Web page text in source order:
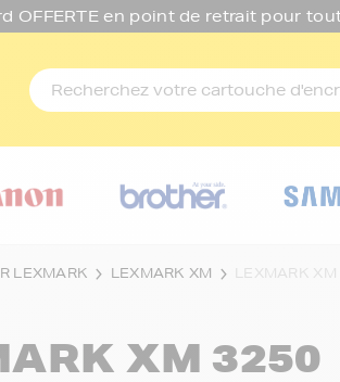
OFFERTE en point de retrait pour
LEXMARK LEXMARK XM LEXMARK
XM 3250